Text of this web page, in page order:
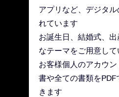
アプリなど、デジタル
れています
お誕生日、結婚式、
なテーマをご用意して
お客様個人のアカウ
書や全ての書類を
きます